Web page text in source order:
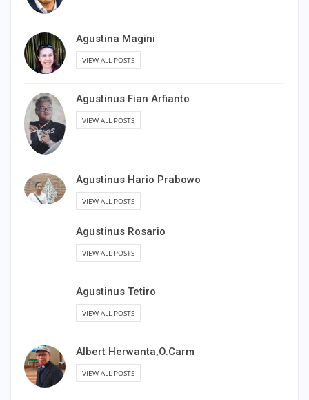
Agustina Magini
VIEW ALL POSTS
Agustinus Fian Arfianto
VIEW ALL POSTS
Agustinus Hario Prabowo
VIEW ALL POSTS
Agustinus Rosario
VIEW ALL POSTS
Agustinus Tetiro
VIEW ALL POSTS
Albert Herwanta,O.Carm
VIEW ALL POSTS